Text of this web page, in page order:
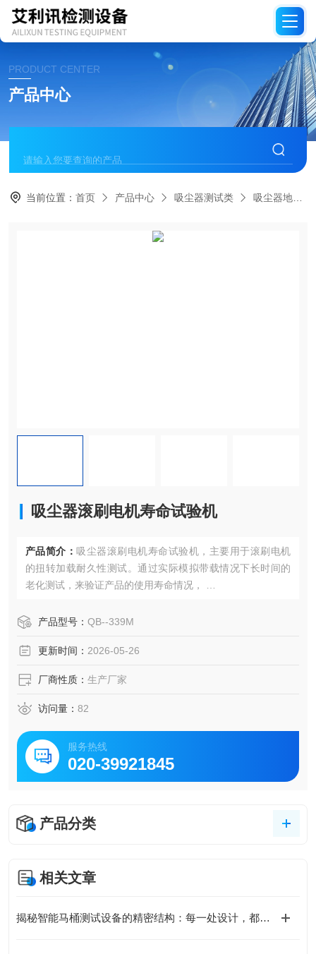
PRODUCT CENTER
产品中心
当前位置：首页 产品中心 吸尘器测试类 吸尘器地刷滚筒寿命试验机
吸尘器滚刷电机寿命试验机
产品简介： 吸尘器滚刷电机寿命试验机，主要用于滚刷电机
的扭转加载耐久性测试。通过实际模拟带载情况下长时间的
老化测试，来验证产品的使用寿命情况，
滚刷电机进行模拟加载测试。以0-50Nms可调的负载对所测
行独立供电，并对各工位进行电流、电压监测。
产品型号： QB--339M
更新时间： 2026-05-26
厂商性质： 生产厂家
访问量： 82
服务热线
020-39921845
产品分类
相关文章
揭秘智能马桶测试设备的精密结构：每一处设计，都在为精准把关！